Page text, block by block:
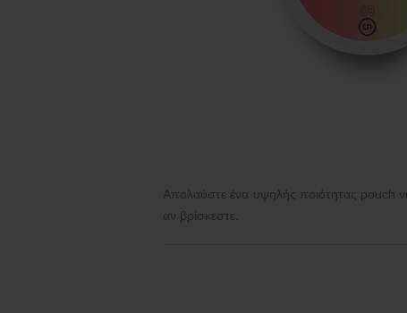
Απολαύστε ένα υψηλής ποιότητας pouch
αν βρίσκεστε.